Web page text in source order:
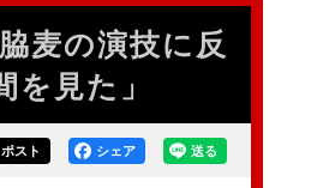
麦の演技に反
見た」
送る
シェア
ポスト